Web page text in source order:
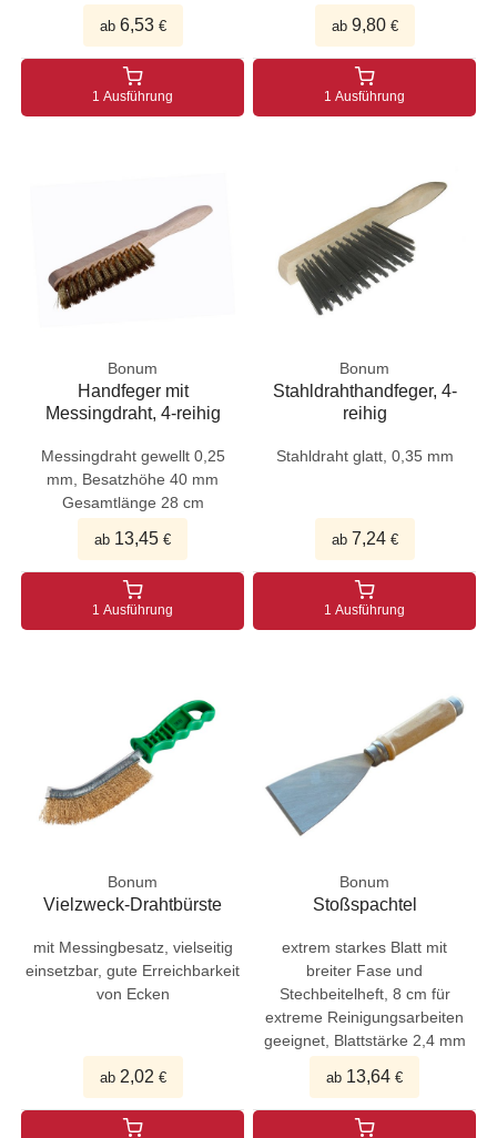
ab 6,53€
1 Ausführung
ab 9,80€
1 Ausführung
Bonum
Handfeger mit
Messingdraht, 4-reihig
Messingdraht gewellt 0,25
mm, Besatzhöhe 40 mm
Gesamtlänge 28 cm
ab 13,45 €
1 Ausführung
Bonum
Stahldrahthandfeger, 4-
reihig
Stahldraht glatt, 0,35 mm
ab 7,24€
1 Ausführung
Bonum
Vielzweck-Drahtbürste
mit Messingbesatz, vielseitig
einsetzbar, gute Erreichbarkeit
von Ecken
ab 2,02 €
Bonum
Stoßspachtel
extrem starkes Blatt mit
breiter Fase und
Stechbeitelheft, 8 cm für
extreme Reinigungsarbeiten
geeignet, Blattstärke 2,4 mm
ab 13,64 €